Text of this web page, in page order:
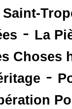
- La
Choses
-